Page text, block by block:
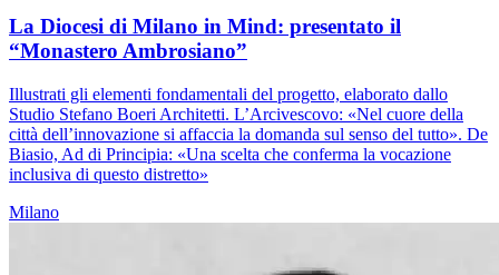
La Diocesi di Milano in Mind: presentato il
“Monastero Ambrosiano”
Illustrati gli elementi fondamentali del progetto, elaborato dallo
Studio Stefano Boeri Architetti. L’Arcivescovo: «Nel cuore della
città dell’innovazione si affaccia la domanda sul senso del tutto». De
Biasio, Ad di Principia: «Una scelta che conferma la vocazione
inclusiva di questo distretto»
Milano